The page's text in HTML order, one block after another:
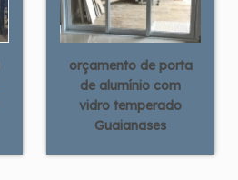
orçamento de porta
de alumínio com
vidro temperado
Guaianases